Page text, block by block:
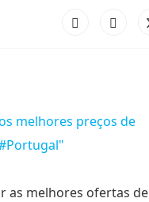
melhores preços de
as melhores ofertas de